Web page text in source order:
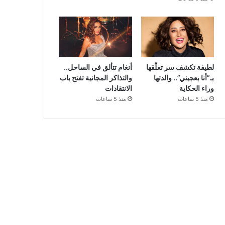
لطيفة تكشف سر تعلّقها
بـ”أنا بعجبني”.. والدتها
وراء الحكاية
منذ 5 ساعات
أنغام تتألق في الساحل..
والتذاكر المجانية تفتح باب
الانتقادات
منذ 5 ساعات